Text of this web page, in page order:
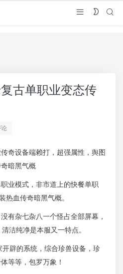
古单职业变态传
奇设备端赖打，超强属性，舆图
暗黑气概
业模式，非市道上的快餐单职
热血传奇暗黑气概。
有杂七杂八一个怪占全部屏幕，
洁纯净是本服又一特点。
辟的系统，综合珍兽设备，珍
等等，包罗万象！